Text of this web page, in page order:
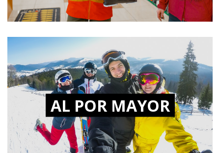
AL POR MAYOR